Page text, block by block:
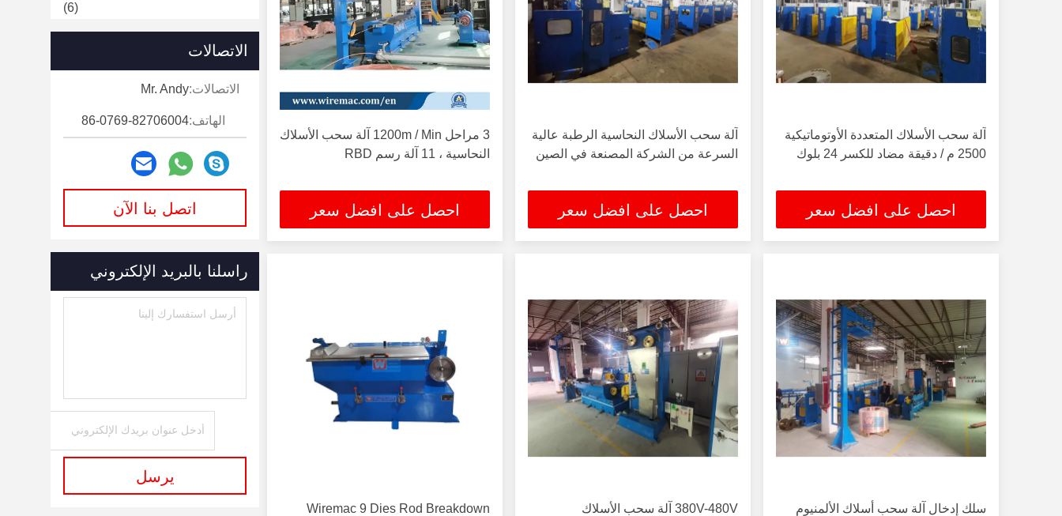
آلة سحب الأسلاك المتعددة الأوتوماتيكية
2500 م / دقيقة مضاد للكسر 24 بلوك
احصل على افضل سعر
آلة سحب الأسلاك النحاسية الرطبة عالية
السرعة من الشركة المصنعة في الصين
احصل على افضل سعر
3 مراحل 1200m / Min آلة سحب الأسلاك
النحاسية ، 11 آلة رسم RBD
احصل على افضل سعر
سلك إدخال آلة سحب أسلاك الألمنيوم
380V-480V آلة سحب الأسلاك
Wiremac 9 Dies Rod Breakdown
(6)
آلة صب قضبان النحاس
الاتصالات
الاتصالات:Mr. Andy
الهاتف:86-0769-82706004
اتصل بنا الآن
راسلنا بالبريد الإلكتروني
يرسل